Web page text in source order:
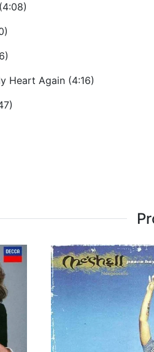
Heart Again (4:16)